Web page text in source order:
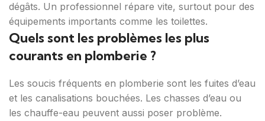
dégâts. Un professionnel répare vite, surtout pour des
équipements importants comme les toilettes.
Quels sont les problèmes les plus
courants en plomberie ?
Les soucis fréquents en plomberie sont les fuites d’eau
et les canalisations bouchées. Les chasses d’eau ou
les chauffe-eau peuvent aussi poser problème.